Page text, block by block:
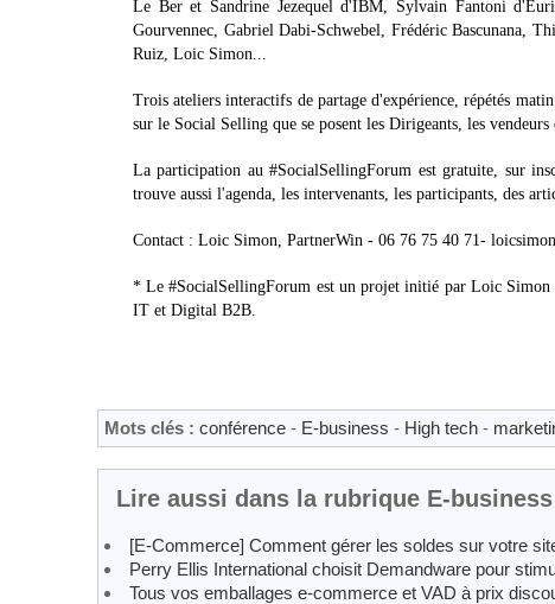
Le Ber et Sandrine Jezequel d'IBM, Sylvain Fantoni
Gourvennec, Gabriel Dabi-Schwebel, Frédéric Bascunana,
Ruiz, Loic Simon...
Trois ateliers interactifs de partage d'expérience, répétés
sur le Social Selling que se posent les Dirigeants, les vendeurs
La participation au #SocialSellingForum est gratuite, sur
trouve aussi l'agenda, les intervenants, les participants, des
Contact : Loic Simon, PartnerWin - 06 76 75 40 71-
* Le #SocialSellingForum est un projet initié par Loic Simon
IT et Digital B2B.
Mots clés : conférence - E-business - High tech -
Lire aussi dans la rubrique E-business
[E-Commerce] Comment gérer les soldes sur votre
Perry Ellis International choisit Demandware pour
Tous vos emballages e-commerce et VAD à prix